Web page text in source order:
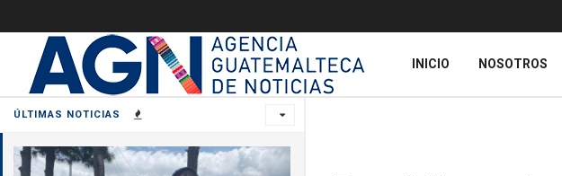
ÚLTIMAS NOTICIAS
INICIO NOSOTROS